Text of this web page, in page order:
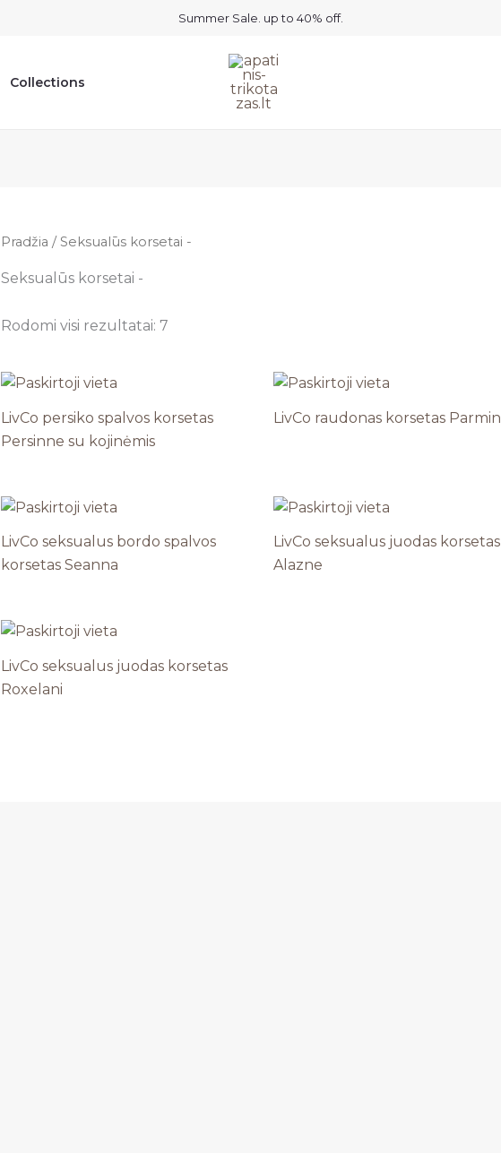
Summer Sale. up to 40% off.
Collections
Pradžia / Seksualūs korsetai -
Seksualūs korsetai -
Rodomi visi rezultatai: 7
LivCo persiko spalvos korsetas
Persinne su kojinėmis
LivCo raudonas korsetas Parmin
LivCo seksualus bordo spalvos
korsetas Seanna
LivCo seksualus juodas korsetas
Alazne
LivCo seksualus juodas korsetas
Roxelani